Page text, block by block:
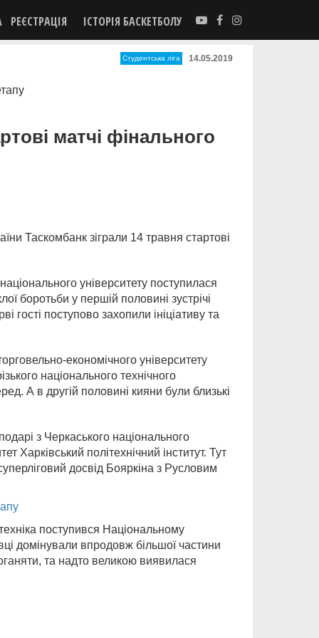
РЕЄСТРАЦІЯ ІСТОРІЯ БАСКЕТБОЛУ
Студентська ліга 14.05.2019
матчі фінального
Таскомбанк зіграли 14 травня стартові
університету поступилася
боротьби у першій половині зустрічі
гості поступово захопили ініціативу та
економічного університету
національного технічного
А в другій половині кияни були близькі
з Черкаського національного
Харківський політехнічний інститут. Тут
досвід Бояркіна з Русловим
поступився Національному
домінували впродовж більшої частини
та надто великою виявилася